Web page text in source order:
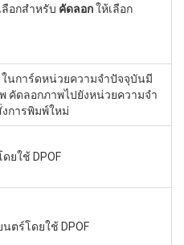
อกสำหรับ คัดลอกให้เลือก
ในการ์ดหน่วยความจำปัจจุบันมี
คัดลอกภาพไปยังหน่วยความจำ
การพิมพ์ใหม่
ยใช้ DPOF
ตร์โดยใช้ DPOF